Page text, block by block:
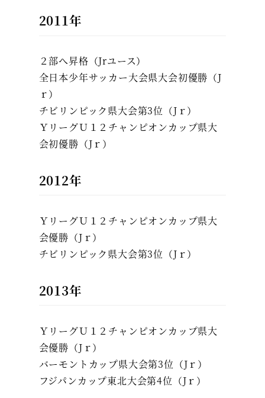
2011年
２部へ昇格（Jrユース）
全日本少年サッカー大会県大会初優勝（J
ｒ）
チビリンピック県大会第3位（Jｒ）
ＹリーグＵ１２チャンピオンカップ県大
会初優勝（Jｒ）
2012年
ＹリーグＵ１２チャンピオンカップ県大
会優勝（Jｒ）
チビリンピック県大会第3位（Jｒ）
2013年
ＹリーグＵ１２チャンピオンカップ県大
会優勝（Jｒ）
バーモントカップ県大会第3位（Jｒ）
フジパンカップ東北大会第4位（Jｒ）